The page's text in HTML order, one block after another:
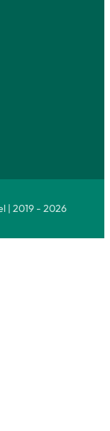
| 2019 - 2026